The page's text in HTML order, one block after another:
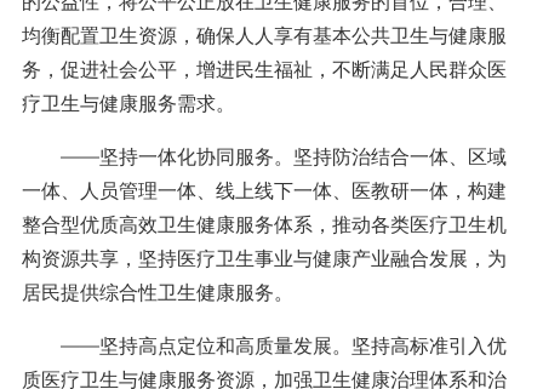
均衡配置卫生资源，确保人人享有基本公共卫生与健康服
务，促进社会公平，增进民生福祉，不断满足人民群众医
疗卫生与健康服务需求。
——坚持一体化协同服务。坚持防治结合一体、区域
一体、人员管理一体、线上线下一体、医教研一体，构建
整合型优质高效卫生健康服务体系，推动各类医疗卫生机
构资源共享，坚持医疗卫生事业与健康产业融合发展，为
居民提供综合性卫生健康服务。
——坚持高点定位和高质量发展。坚持高标准引入优
质医疗卫生与健康服务资源，加强卫生健康治理体系和治